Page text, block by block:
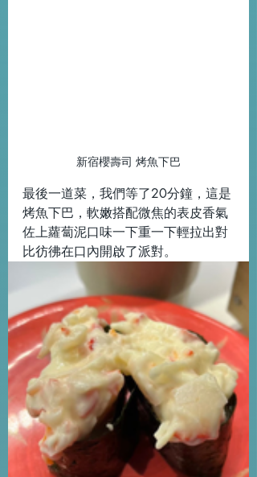
新宿櫻壽司 烤魚下巴
最後一道菜，我們等了20分鐘，這是
烤魚下巴，軟嫩搭配微焦的表皮香氣
佐上蘿蔔泥口味一下重一下輕拉出對
比彷彿在口內開啟了派對。